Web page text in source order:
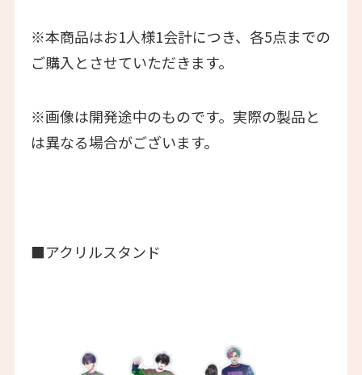
※本商品はお1人様1会計につき、各5点までの
ご購入とさせていただきます。
※画像は開発途中のものです。実際の製品と
は異なる場合がございます。
■アクリルスタンド